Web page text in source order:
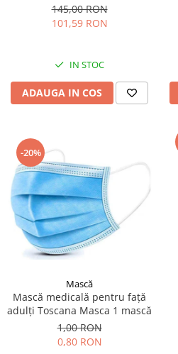
145,00 RON
101,59 RON
IN STOC
ADAUGA IN COS
-20%
Mască
Mască medicală pentru față
adulți Toscana Masca 1 mască
1,00 RON
0,80 RON